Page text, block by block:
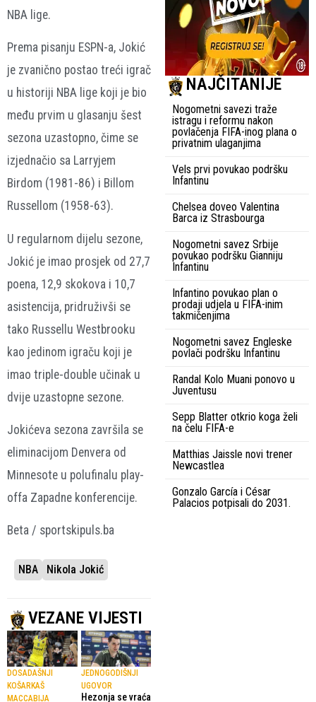
NBA lige.
Prema pisanju ESPN-a, Jokić
je zvanično postao treći igrač
u historiji NBA lige koji je bio
među prvim u glasanju šest
sezona uzastopno, čime se
izjednačio sa Larryjem
Birdom (1981-86) i Billom
Russellom (1958-63).
U regularnom dijelu sezone,
Jokić je imao prosjek od 27,7
poena, 12,9 skokova i 10,7
asistencija, pridruživši se
tako Russellu Westbrooku
kao jedinom igraču koji je
imao triple-double učinak u
dvije uzastopne sezone.
Jokićeva sezona završila se
eliminacijom Denvera od
Minnesote u polufinalu play-
offa Zapadne konferencije.
Beta / sportskipuls.ba
NBA Nikola Jokić
VEZANE VIJESTI
DOSADAŠNJI
KOŠARKAŠ
MACCABIJA
JEDNOGODIŠNJI
UGOVOR
Hezonja se vraća
NAJČITANIJE
Nogometni savezi traže
istragu i reformu nakon
povlačenja FIFA-inog plana o
privatnim ulaganjima
Vels prvi povukao podršku
Infantinu
Chelsea doveo Valentina
Barca iz Strasbourga
Nogometni savez Srbije
povukao podršku Gianniju
Infantinu
Infantino povukao plan o
prodaji udjela u FIFA-inim
takmičenjima
Nogometni savez Engleske
povlači podršku Infantinu
Randal Kolo Muani ponovo u
Juventusu
Sepp Blatter otkrio koga želi
na čelu FIFA-e
Matthias Jaissle novi trener
Newcastlea
Gonzalo García i César
Palacios potpisali do 2031.